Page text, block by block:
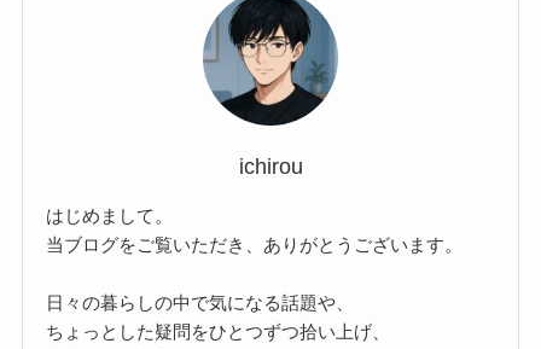
ichirou
はじめまして。
当ブログをご覧いただき、ありがとうございます。
日々の暮らしの中で気になる話題や、
ちょっとした疑問をひとつずつ拾い上げ、